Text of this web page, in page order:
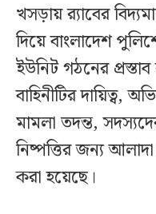
খসড়ায় র‌্যাবের
দিয়ে বাংলাদেশ
ইউনিট গঠনের
বাহিনীটির দায়িত্ব,
মামলা তদন্ত,
নিষ্পত্তির জন্য
করা হয়েছে।